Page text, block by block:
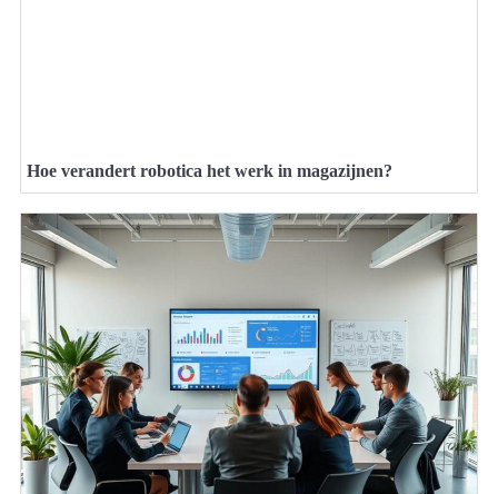
Hoe verandert robotica het werk in magazijnen?